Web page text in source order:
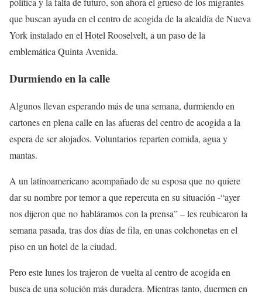
que buscan ayuda en el centro de acogida de la alcaldía de Nueva
York instalado en el Hotel Rooselvelt, a un paso de la
emblemática Quinta Avenida.
Durmiendo en la calle
Algunos llevan esperando más de una semana, durmiendo en
cartones en plena calle en las afueras del centro de acogida a la
espera de ser alojados. Voluntarios reparten comida, agua y
mantas.
A un latinoamericano acompañado de su esposa que no quiere
dar su nombre por temor a que repercuta en su situación -“ayer
nos dijeron que no habláramos con la prensa” – les reubicaron la
semana pasada, tras dos días de fila, en unas colchonetas en el
piso en un hotel de la ciudad.
Pero este lunes los trajeron de vuelta al centro de acogida en
busca de una solución más duradera. Mientras tanto, duermen en